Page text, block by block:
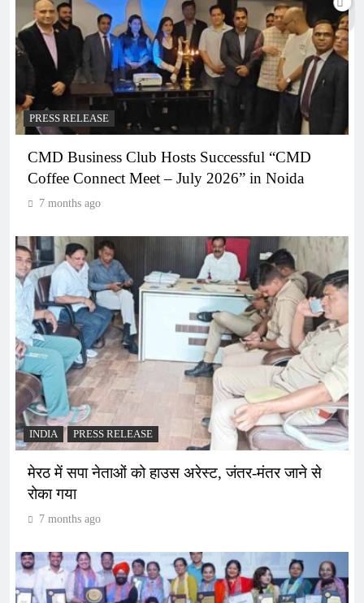
PRESS RELEASE
CMD Business Club Hosts Successful “CMD
Coffee Connect Meet – July 2026” in Noida
7 months ago
INDIA PRESS RELEASE
मेरठ में सपा नेताओं को हाउस अरेस्ट, जंतर-मंतर जाने से
रोका गया
7 months ago